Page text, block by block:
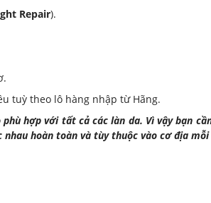
Repair).
tuỳ theo lô hàng nhập từ Hãng.
hợp với tất cả các làn da. Vì vậy bạn
hoàn toàn và tùy thuộc vào cơ địa